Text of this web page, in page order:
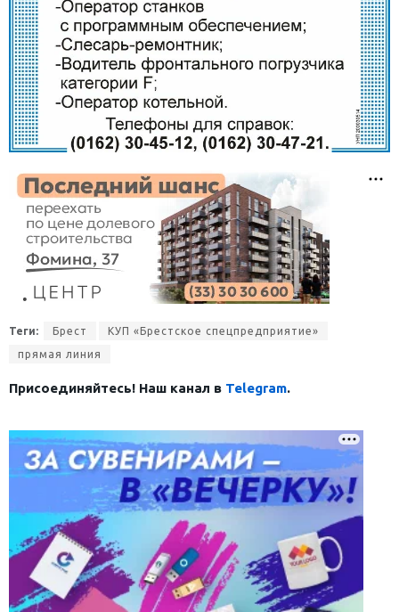
Теги: Брест
КУП «Брестское спецпредприятие»
прямая линия
Присоединяйтесь! Наш канал в Telegram.